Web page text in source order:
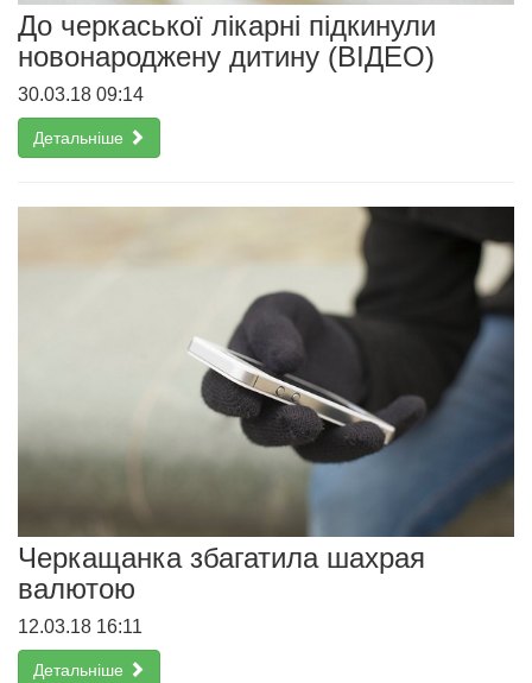
До черкаської лікарні підкинули
новонароджену дитину (ВІДЕО)
30.03.18 09:14
Детальніше
Черкащанка збагатила шахрая
валютою
12.03.18 16:11
Детальніше